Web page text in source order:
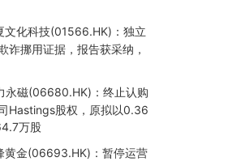
文化科技(01566.HK)：独立
诈挪用证据，报告获采纳，
永磁(06680.HK)：终止认购
Hastings股权，原拟以0.36
万股
黄金(06693.HK)：暂停运营